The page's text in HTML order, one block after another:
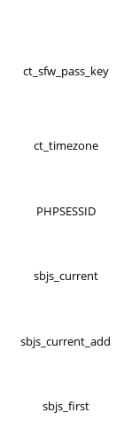
ct_sfw_pass_key
ct_timezone
PHPSESSID
sbjs_current
sbjs_current_add
sbjs_first